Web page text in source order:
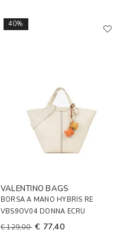
40%
VALENTINO BAGS
BORSA A MANO HYBRIS RE
VBS9OV04 DONNA ECRU
€ 129,00 € 77,40